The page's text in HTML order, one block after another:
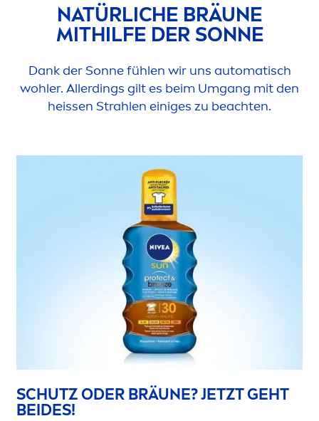
NATÜRLICHE BRÄUNE
MITHILFE DER SONNE
Dank der Sonne fühlen wir uns automatisch
wohler. Allerdings gilt es beim Umgang mit den
heissen Strahlen einiges zu beachten.
SCHUTZ ODER BRÄUNE? JETZT GEHT
BEIDES!